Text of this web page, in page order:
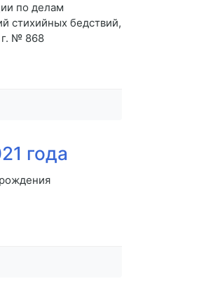
по делам
стихийных бедствий,
г. № 868
года